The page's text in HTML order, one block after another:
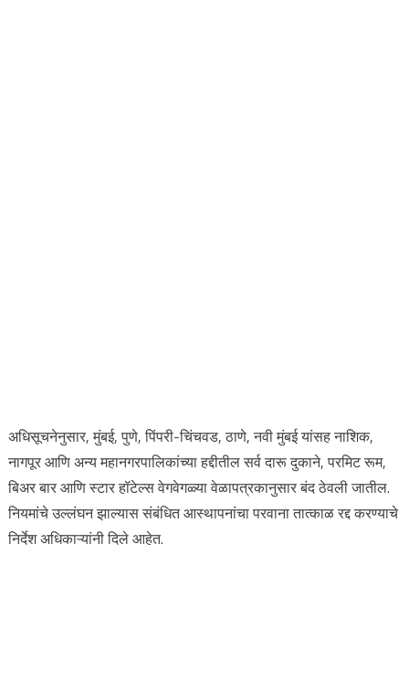
अधिसूचनेनुसार, मुंबई, पुणे, पिंपरी-चिंचवड, ठाणे, नवी मुंबई यांसह नाशिक,
नागपूर आणि अन्य महानगरपालिकांच्या हद्दीतील सर्व दारू दुकाने, परमिट रूम,
बिअर बार आणि स्टार हॉटेल्स वेगवेगळ्या वेळापत्रकानुसार बंद ठेवली जातील.
नियमांचे उल्लंघन झाल्यास संबंधित आस्थापनांचा परवाना तात्काळ रद्द करण्याचे
निर्देश अधिकाऱ्यांनी दिले आहेत.